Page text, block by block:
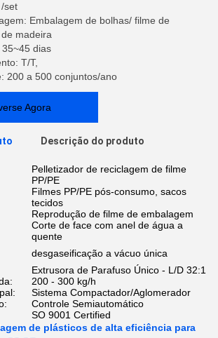
set
Embalagem de bolhas/ filme de
madeira
dias
T/T,
200 a 500 conjuntos/ano
Agora
Descrição do produto
Pelletizador de reciclagem de filme
PP/PE
Filmes PP/PE pós-consumo, sacos
tecidos
Reprodução de filme de embalagem
Corte de face com anel de água a
quente
desgaseificação a vácuo única
Extrusora de Parafuso Único - L/D 32:1
200 - 300 kg/h
Sistema Compactador/Aglomerador
Controle Semiautomático
SO 9001 Certified
de plásticos de alta eficiência para